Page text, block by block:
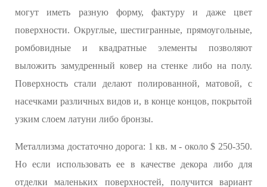
могут иметь разную форму, фактуру и даже цвет
поверхности. Округлые, шестигранные, прямоугольные,
ромбовидные и квадратные элементы позволяют
выложить замудренный ковер на стенке либо на полу.
Поверхность стали делают полированной, матовой, с
насечками различных видов и, в конце концов, покрытой
узким слоем латуни либо бронзы.
Металлизма достаточно дорога: 1 кв. м - около $ 250-350.
Но если использовать ее в качестве декора либо для
отделки маленьких поверхностей, получится вариант